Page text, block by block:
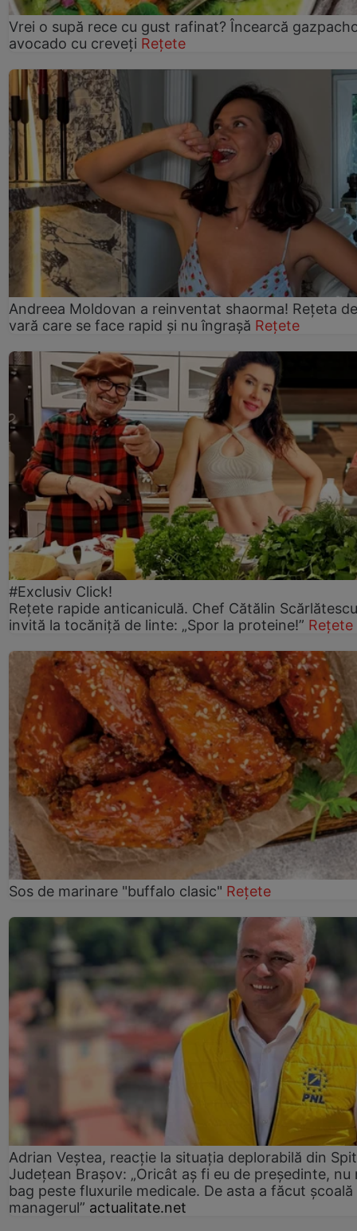
Vrei o supă rece cu gust rafinat? Încearcă
avocado cu creveți Rețete
Andreea Moldovan a reinventat shaorma! Rețeta de
vară care se face rapid și nu îngrașă Rețete
#Exclusiv Click!
Rețete rapide anticaniculă. Chef Cătălin
invită la tocăniță de linte: „Spor la proteine!” Rețete
Sos de marinare "buffalo clasic" Rețete
Adrian Veștea, reacție la situația deplorabilă din
Județean Brașov: „Oricât aș fi eu de președinte, nu
bag peste fluxurile medicale. De asta a făcut școală
managerul” actualitate.net